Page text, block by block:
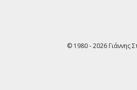
© 1980 - 2026 Γιάννης